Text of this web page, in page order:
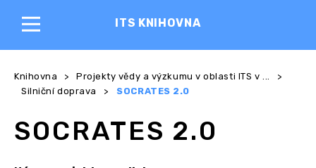
ITS KNIHOVNA
Knihovna > Projekty vědy a výzkumu v oblasti ITS v ...
>
Silniční doprava
> SOCRATES 2.0
SOCRATES 2.0